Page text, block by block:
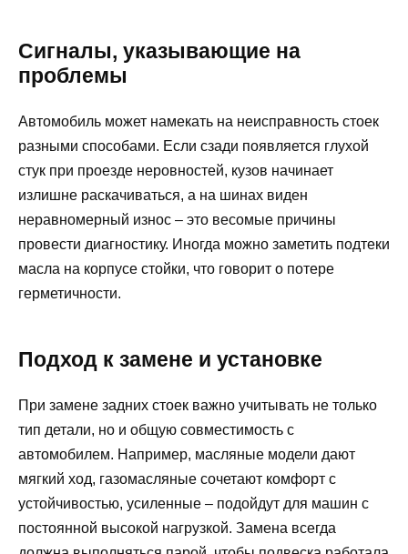
Сигналы, указывающие на
проблемы
Автомобиль может намекать на неисправность стоек
разными способами. Если сзади появляется глухой
стук при проезде неровностей, кузов начинает
излишне раскачиваться, а на шинах виден
неравномерный износ – это весомые причины
провести диагностику. Иногда можно заметить подтеки
масла на корпусе стойки, что говорит о потере
герметичности.
Подход к замене и установке
При замене задних стоек важно учитывать не только
тип детали, но и общую совместимость с
автомобилем. Например, масляные модели дают
мягкий ход, газомасляные сочетают комфорт с
устойчивостью, усиленные – подойдут для машин с
постоянной высокой нагрузкой. Замена всегда